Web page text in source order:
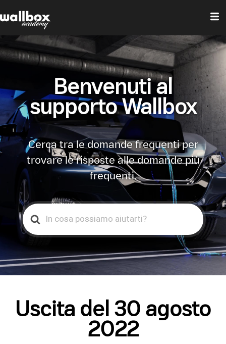
Benvenuti al
supporto Wallbox
Cerca tra le domande frequenti per
trovare le risposte alle domande più
frequenti.
Search
For
Uscita del 30 agosto
2022